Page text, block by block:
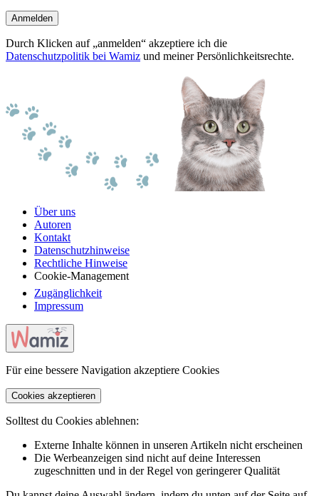
Anmelden
Durch Klicken auf „anmelden“ akzeptiere ich die
Datenschutzpolitik bei Wamiz und meiner Persönlichkeitsrechte.
Über uns
Autoren
Kontakt
Datenschutzhinweise
Rechtliche Hinweise
Cookie-Management
Zugänglichkeit
Impressum
Für eine bessere Navigation akzeptiere Cookies
Cookies akzeptieren
Solltest du Cookies ablehnen:
Externe Inhalte können in unseren Artikeln nicht erscheinen
Die Werbeanzeigen sind nicht auf deine Interessen
zugeschnitten und in der Regel von geringerer Qualität